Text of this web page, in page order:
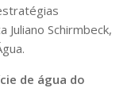
Schirmbeck,
de água do